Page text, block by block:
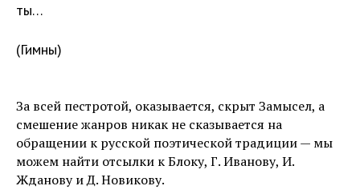
ты…
(Гимны)
За всей пестротой, оказывается, скрыт Замысел, а
смешение жанров никак не сказывается на
обращении к русской поэтической традиции — мы
можем найти отсылки к Блоку, Г. Иванову, И.
Жданову и Д. Новикову.